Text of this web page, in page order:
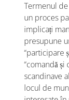
Termenul
un proces
implicați
presupune
“participare
“comandă
scandinave
locul de